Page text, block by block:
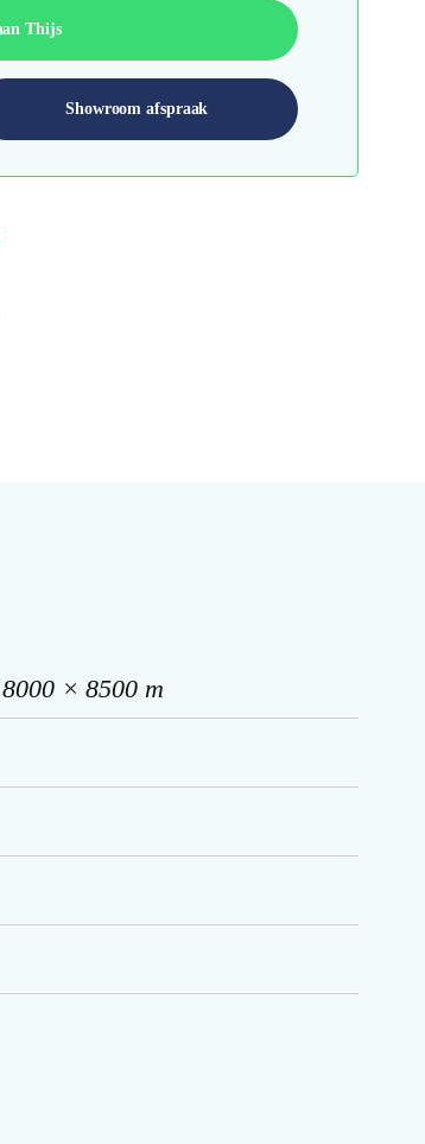
Thijs
Showroom afspraak
× 8500 m